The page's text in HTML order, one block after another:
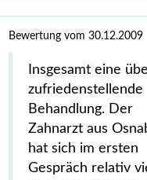
Bewertung vom 30.12.2009
Insgesamt eine
zufriedenstellende
Behandlung. Der
Zahnarzt aus
hat sich im ersten
Gespräch relativ